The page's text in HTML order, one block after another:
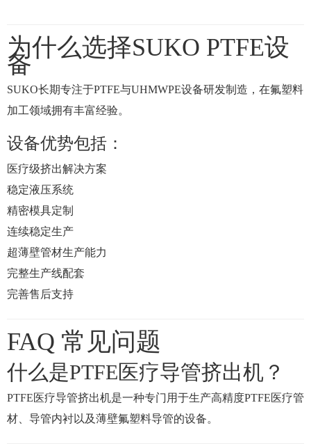
为什么选择SUKO PTFE设
备
SUKO长期专注于PTFE与UHMWPE设备研发制造，在氟塑料
加工领域拥有丰富经验。
设备优势包括：
医疗级挤出解决方案
稳定液压系统
精密模具定制
连续稳定生产
超薄壁管材生产能力
完整生产线配套
完善售后支持
FAQ 常见问题
什么是PTFE医疗导管挤出机？
PTFE医疗导管挤出机是一种专门用于生产高精度PTFE医疗管
材、导管内衬以及薄壁氟塑料导管的设备。